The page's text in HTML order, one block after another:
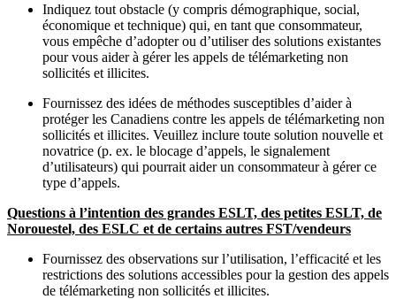
Indiquez tout obstacle (y compris démographique, social,
économique et technique) qui, en tant que consommateur,
vous empêche d’adopter ou d’utiliser des solutions existantes
pour vous aider à gérer les appels de télémarketing non
sollicités et illicites.
Fournissez des idées de méthodes susceptibles d’aider à
protéger les Canadiens contre les appels de télémarketing non
sollicités et illicites. Veuillez inclure toute solution nouvelle et
novatrice (p. ex. le blocage d’appels, le signalement
d’utilisateurs) qui pourrait aider un consommateur à gérer ce
type d’appels.
Questions à l’intention des grandes ESLT, des petites ESLT, de
Norouestel, des ESLC et de certains autres FST/vendeurs
Fournissez des observations sur l’utilisation, l’efficacité et les
restrictions des solutions accessibles pour la gestion des appels
de télémarketing non sollicités et illicites.